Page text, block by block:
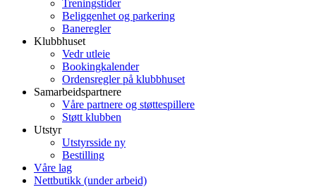
Treningstider
Beliggenhet og parkering
Baneregler
Klubbhuset
Vedr utleie
Bookingkalender
Ordensregler på klubbhuset
Samarbeidspartnere
Våre partnere og støttespillere
Støtt klubben
Utstyr
Utstyrsside ny
Bestilling
Våre lag
Nettbutikk (under arbeid)